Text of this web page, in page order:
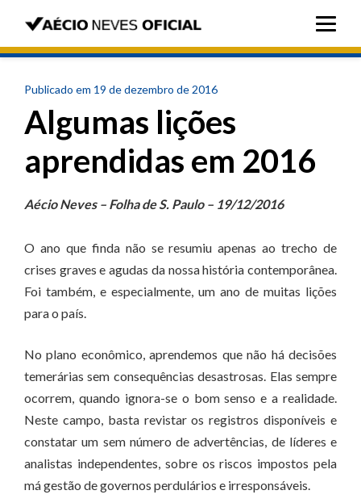
Publicado em 19 de dezembro de 2016
Algumas lições
aprendidas em 2016
Aécio Neves – Folha de S. Paulo – 19/12/2016
O ano que finda não se resumiu apenas ao trecho de
crises graves e agudas da nossa história contemporânea.
Foi também, e especialmente, um ano de muitas lições
para o país.
No plano econômico, aprendemos que não há decisões
temerárias sem consequências desastrosas. Elas sempre
ocorrem, quando ignora-se o bom senso e a realidade.
Neste campo, basta revistar os registros disponíveis e
constatar um sem número de advertências, de líderes e
analistas independentes, sobre os riscos impostos pela
má gestão de governos perdulários e irresponsáveis.